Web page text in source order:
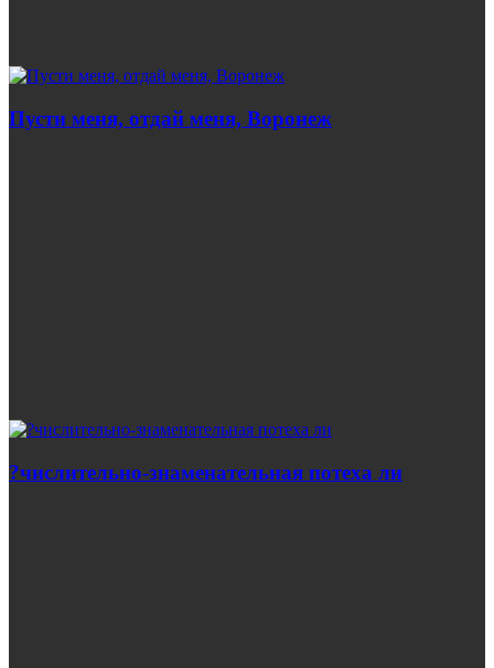
Пусти меня, отдай меня, Воронеж
?числительно-знаменательная потеха ли